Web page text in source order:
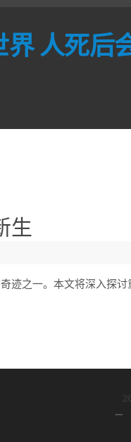
人死后
生
迹之一。本文将深入探
一